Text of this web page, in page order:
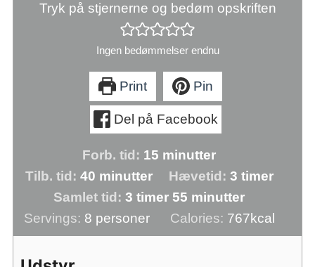
Tryk på stjernerne og bedøm opskriften
Ingen bedømmelser endnu
Print Pin
Del på Facebook
Forb. tid: 15 minutter
minutter
Tilb. tid: 40minutter
minutter Hævetid: 3 timer
timer
Samlet tid:3 timer
timer 55 minutter
minutter
Servings: 8 personer Calories: 767kcal